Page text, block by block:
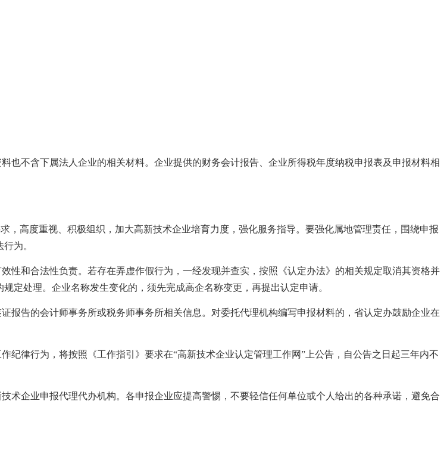
也不含下属法人企业的相关材料。企业提供的财务会计报告、企业所得税年度纳税申报表及申报材料相
，高度重视、积极组织，加大高新技术企业培育力度，强化服务指导。要强化属地管理责任，围绕申报
为。
性和合法性负责。若存在弄虚作假行为，一经发现并查实，按照《认定办法》的相关规定取消其资格并
定处理。企业名称发生变化的，须先完成高企名称变更，再提出认定申请。
报告的会计师事务所或税务师事务所相关信息。对委托代理机构编写申报材料的，省认定办鼓励企业在
纪律行为，将按照《工作指引》要求在“高新技术企业认定管理工作网”上公告，自公告之日起三年内不
术企业申报代理代办机构。各申报企业应提高警惕，不要轻信任何单位或个人给出的各种承诺，避免合